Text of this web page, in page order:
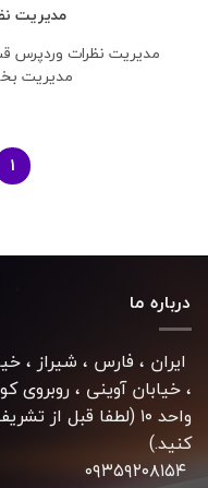
مدیریت
مدیریت نظرات وردپرس
مدیریت
1
درباره ما
ایران ، فارس ، شیراز ،
واحد ۱۰ (لطفا قبل
کنید.)
۰۹۳۵۹۲۰۸۱۵۴